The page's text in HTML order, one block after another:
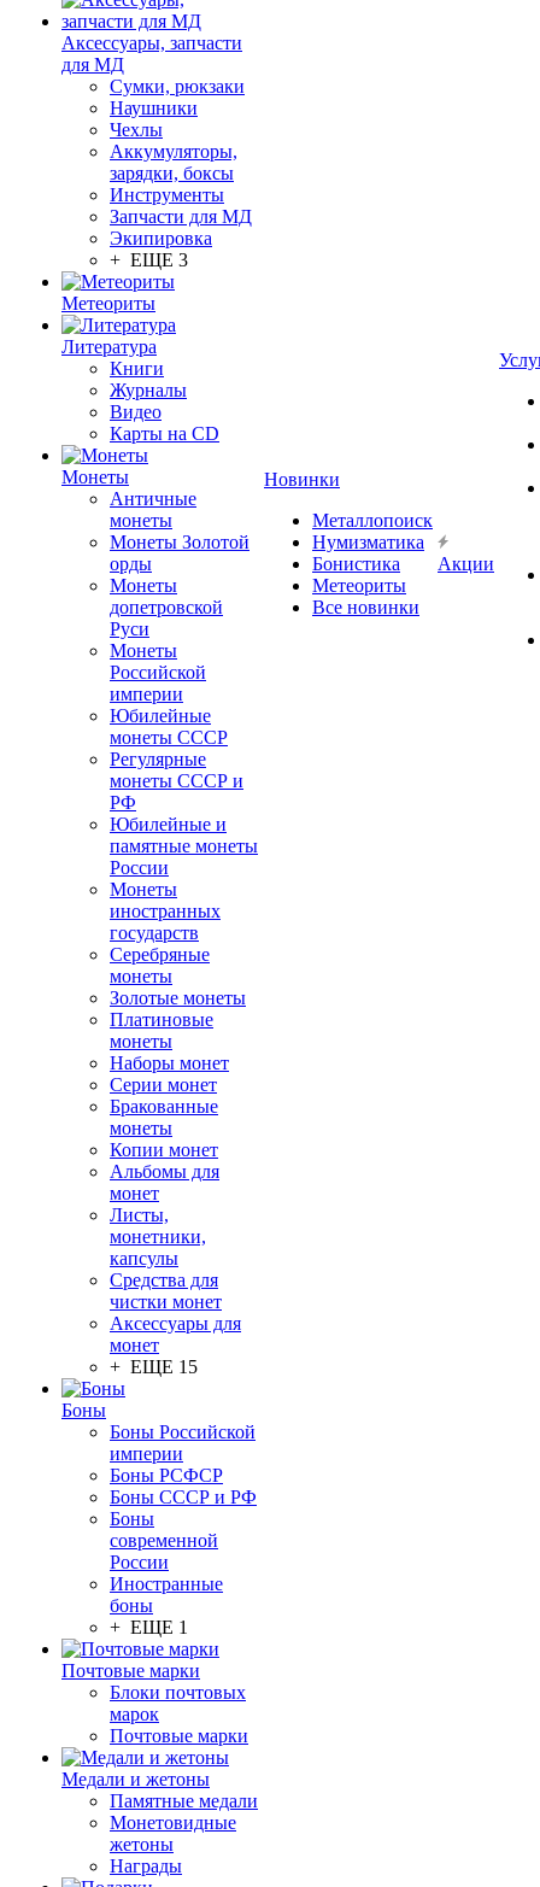
Аксессуары, запчасти
для МД
Сумки, рюкзаки
Наушники
Чехлы
Аккумуляторы,
зарядки, боксы
Инструменты
Запчасти для МД
Экипировка
+ ЕЩЕ 3
Метеориты
Литература
Книги
Журналы
Видео
Карты на CD
Монеты
Античные
монеты
Монеты Золотой
орды
Монеты
допетровской
Руси
Монеты
Российской
империи
Юбилейные
монеты СССР
Регулярные
монеты СССР и
РФ
Юбилейные и
памятные монеты
России
Монеты
иностранных
государств
Серебряные
монеты
Золотые монеты
Платиновые
монеты
Наборы монет
Серии монет
Бракованные
монеты
Копии монет
Альбомы для
монет
Листы,
монетники,
капсулы
Средства для
чистки монет
Аксессуары для
монет
+ ЕЩЕ 15
Боны
Боны Российской
империи
Боны РСФСР
Боны СССР и РФ
Боны
современной
России
Иностранные
боны
+ ЕЩЕ 1
Почтовые марки
Блоки почтовых
марок
Почтовые марки
Медали и жетоны
Памятные медали
Монетовидные
жетоны
Награды
Новинки
Металлопоиск
Нумизматика
Бонистика
Метеориты
Все новинки
Акции